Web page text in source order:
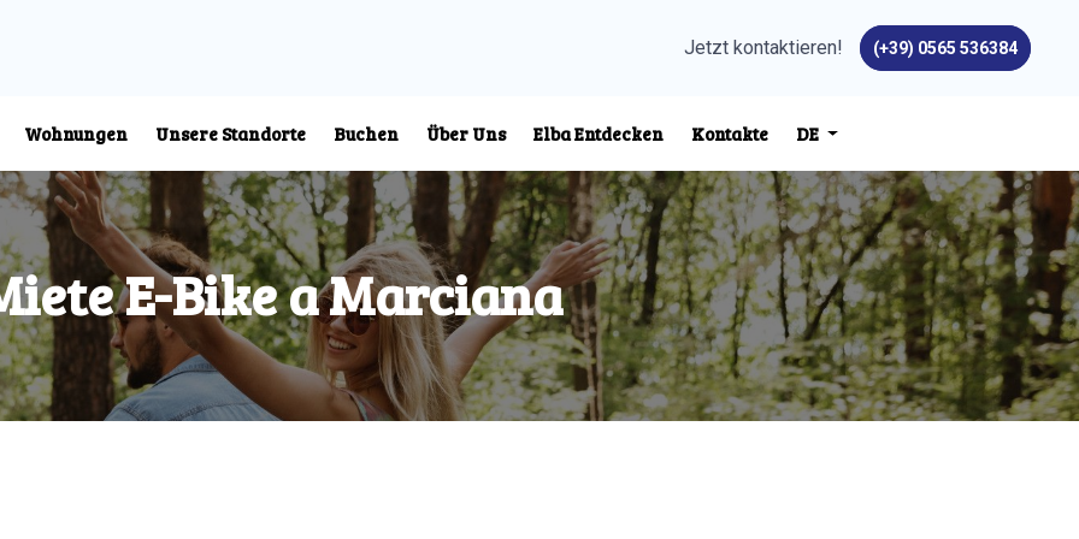
Jetzt kontaktieren! (+39) 0565 536384
Wohnungen Unsere Standorte Buchen Über Uns Elba Entdecken Kontakte DE
E-Bike a Marciana